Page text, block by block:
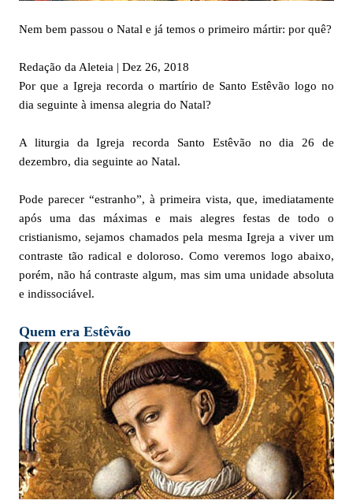
Nem bem passou o Natal e já temos o primeiro mártir: por quê?
Redação da Aleteia | Dez 26, 2018
Por que a Igreja recorda o martírio de Santo Estêvão logo no
dia seguinte à imensa alegria do Natal?
A liturgia da Igreja recorda Santo Estêvão no dia 26 de
dezembro, dia seguinte ao Natal.
Pode parecer “estranho”, à primeira vista, que, imediatamente
após uma das máximas e mais alegres festas de todo o
cristianismo, sejamos chamados pela mesma Igreja a viver um
contraste tão radical e doloroso. Como veremos logo abaixo,
porém, não há contraste algum, mas sim uma unidade absoluta
e indissociável.
Quem era Estêvão